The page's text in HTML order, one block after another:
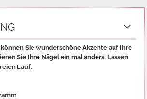
Sie wunderschöne Akzente auf Ihre
Sie Ihre Nägel ein mal anders. Lassen
Lauf.